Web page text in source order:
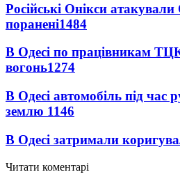
Російські Онікси атакували
поранені1484
В Одесі по працівникам
вогонь1274
В Одесі автомобіль під час
землю 1146
В Одесі затримали
Читати коментарі